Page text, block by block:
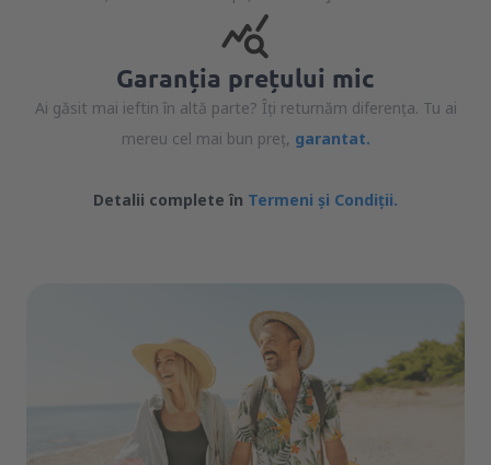
Garanția prețului mic
Ai găsit mai ieftin în altă parte? Îți returnăm diferența. Tu ai
mereu cel mai bun preț, garantat.
Detalii complete în Termeni și Condiții.